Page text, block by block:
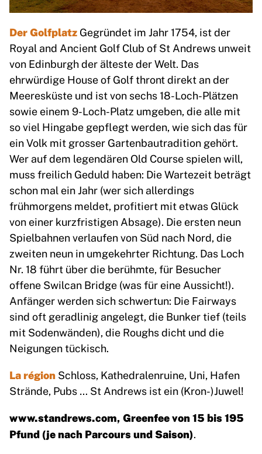
Der Golfplatz Gegründet im Jahr 1754, ist der
Royal and Ancient Golf Club of St Andrews unweit
von Edinburgh der älteste der Welt. Das
ehrwürdige House of Golf thront direkt an der
Meeresküste und ist von sechs 18-Loch-Plätzen
sowie einem 9-Loch-Platz umgeben, die alle mit
so viel Hingabe gepflegt werden, wie sich das für
ein Volk mit grosser Gartenbautradition gehört.
Wer auf dem legendären Old Course spielen will,
muss freilich Geduld haben: Die Wartezeit beträgt
schon mal ein Jahr (wer sich allerdings
frühmorgens meldet, profitiert mit etwas Glück
von einer kurzfristigen Absage). Die ersten neun
Spielbahnen verlaufen von Süd nach Nord, die
zweiten neun in umgekehrter Richtung. Das Loch
Nr. 18 führt über die berühmte, für Besucher
offene Swilcan Bridge (was für eine Aussicht!).
Anfänger werden sich schwertun: Die Fairways
sind oft geradlinig angelegt, die Bunker tief (teils
mit Sodenwänden), die Roughs dicht und die
Neigungen tückisch.
La région Schloss, Kathedralenruine, Uni, Hafen
Strände, Pubs … St Andrews ist ein (Kron-)Juwel!
www.standrews.com, Greenfee von 15 bis 195
Pfund (je nach Parcours und Saison).